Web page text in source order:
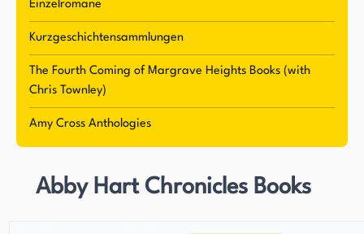
Einzelromane
Kurzgeschichtensammlungen
The Fourth Coming of Margrave Heights Books (with
Chris Townley)
Amy Cross Anthologies
Abby Hart Chronicles Books